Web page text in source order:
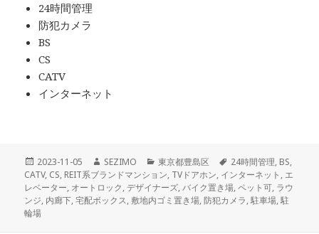
24時間管理
防犯カメラ
BS
CS
CATV
インターネット
投
稿
日:
2023-11-05
作
成
者
SEZIMO
カ
テ
ゴ
リ
東京都豊島区
タ
グ
24時間管理, BS,
CATV, CS, REIT系ブランドマンション, TVドアホン, インターネット , エ
レベーター, オートロック,デザイナーズ,バイク置き場,ペット可, ラウ
ンジ, 内廊下,宅配ボックス, 敷地内ゴミ置き場,防犯カメラ,駐車場,駐
輪場